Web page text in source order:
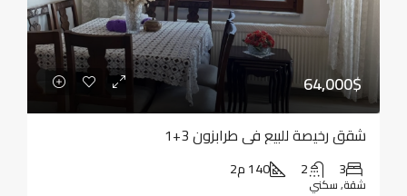
64,000$
شقق رخيصة للبيع في طرابزون 3+1
3
2 140 م2
شقة, سكني